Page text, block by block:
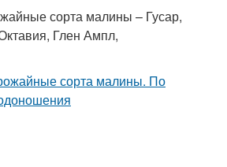
сорта малины – Гусар,
Глен Ампл,